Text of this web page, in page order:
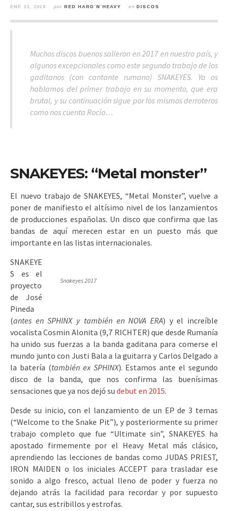
ENE 23, 2018 por RED HARD´N´HEAVY en DISCOS
Muchos discos buenos salieron en 2017 en nuestro país, y
algunos excepcionales como este segundo trabajo de los
gaditanos (con cantante rumano) SNAKEYES. Ya os
hablamos del primer trabajo en su momento, que era
brutal, y su continuación sigue por los mismos derroteros
como nos cuenta Rocío…
SNAKEYES: “Metal monster”
El nuevo trabajo de SNAKEYES, “Metal Monster”, vuelve a
poner de manifiesto el altísimo nivel de los lanzamientos
de producciones españolas. Un disco que confirma que las
bandas de aquí merecen estar en un puesto más que
importante en las listas internacionales.
Snakeyes 2017
SNAKEYE
S es el
proyecto
de José
Pineda
(antes en SPHINX y también en NOVA ERA) y el increíble
vocalista Cosmin Alonita (9,7 RICHTER) que desde Rumanía
ha unido sus fuerzas a la banda gaditana para comerse el
mundo junto con Justi Bala a la guitarra y Carlos Delgado a
la batería (también ex SPHINX). Estamos ante el segundo
disco de la banda, que nos confirma las buenísimas
sensaciones que ya nos dejó su debut en 2015.
Desde su inicio, con el lanzamiento de un EP de 3 temas
(“Welcome to the Snake Pit”), y posteriormente su primer
trabajo completo que fue “Ultimate sin”, SNAKEYES ha
apostado firmemente por el Heavy Metal más clásico,
aprendiendo las lecciones de bandas como JUDAS PRIEST,
IRON MAIDEN o los iniciales ACCEPT para trasladar ese
sonido a algo fresco, actual lleno de poder y fuerza no
dejando atrás la facilidad para recordar y por supuesto
cantar, sus estribillos y estrofas.